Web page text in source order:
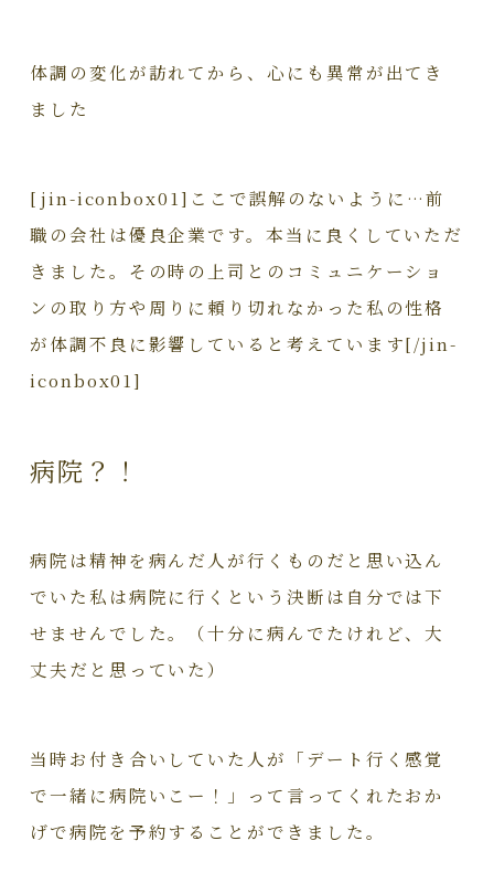
体調の変化が訪れてから、心にも異常が出てき
ました
[jin-iconbox01]ここで誤解のないように…前
職の会社は優良企業です。本当に良くしていただ
きました。その時の上司とのコミュニケーショ
ンの取り方や周りに頼り切れなかった私の性格
が体調不良に影響していると考えています[/jin-
iconbox01]
病院？！
病院は精神を病んだ人が行くものだと思い込ん
でいた私は病院に行くという決断は自分では下
せませんでした。（十分に病んでたけれど、大
丈夫だと思っていた）
当時お付き合いしていた人が「デート行く感覚
で一緒に病院いこー！」って言ってくれたおか
げで病院を予約することができました。